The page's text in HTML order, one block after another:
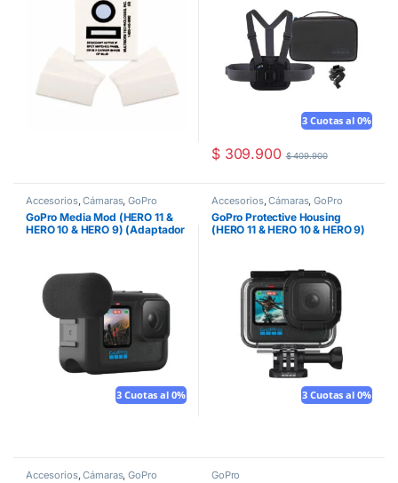
3 Cuotas al 0%
$309.900 $409.900
Accesorios,Cámaras,GoPro
GoPro Media Mod (HERO 11 &
HERO 10 & HERO 9) (Adaptador
3 Cuotas al 0%
Accesorios,Cámaras,GoPro
GoPro Protective Housing
(HERO 11 & HERO 10 & HERO 9)
3 Cuotas al 0%
Accesorios,Cámaras,GoPro GoPro